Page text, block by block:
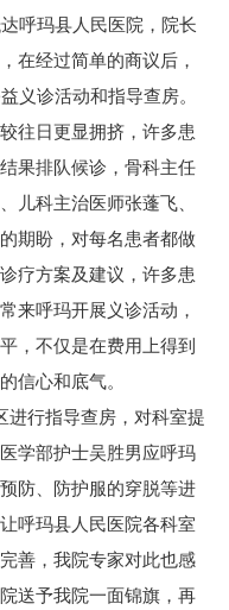
呼玛县人民医院，院长
在经过简单的商议后，
义诊活动和指导查房。
往日更显拥挤，许多患
果排队候诊，骨科主任
儿科主治医师张蓬飞、
期盼，对每名患者都做
疗方案及建议，许多患
来呼玛开展义诊活动，
，不仅是在费用上得到
信心和底气。
进行指导查房，对科室提
学部护士吴胜男应呼玛
防、防护服的穿脱等进
呼玛县人民医院各科室
善，我院专家对此也感
送予我院一面锦旗，再